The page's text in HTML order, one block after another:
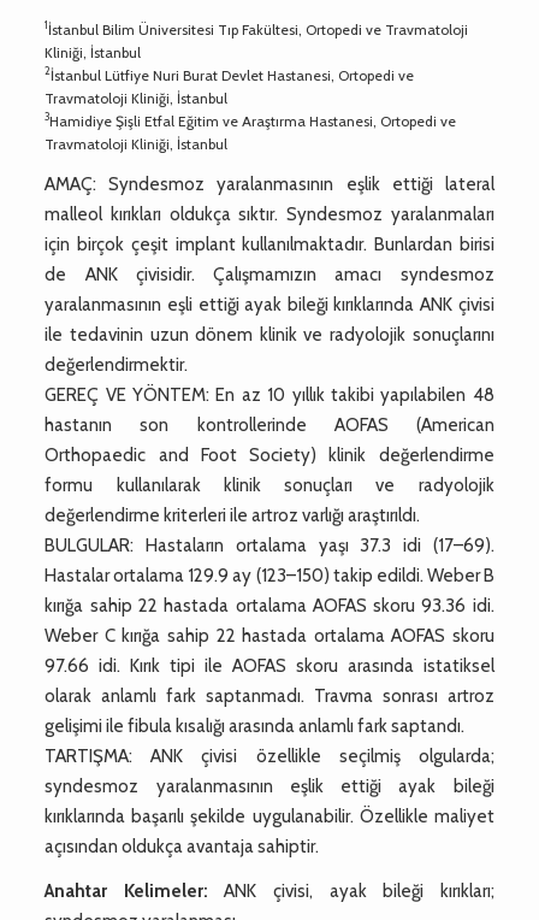
1İstanbul Bilim Üniversitesi Tıp Fakültesi, Ortopedi ve Travmatoloji
Kliniği, İstanbul
2İstanbul Lütfiye Nuri Burat Devlet Hastanesi, Ortopedi ve
Travmatoloji Kliniği, İstanbul
3Hamidiye Şişli Etfal Eğitim ve Araştırma Hastanesi, Ortopedi ve
Travmatoloji Kliniği, İstanbul
AMAÇ: Syndesmoz yaralanmasının eşlik ettiği lateral
malleol kırıkları oldukça sıktır. Syndesmoz yaralanmaları
için birçok çeşit implant kullanılmaktadır. Bunlardan birisi
de ANK çivisidir. Çalışmamızın amacı syndesmoz
yaralanmasının eşli ettiği ayak bileği kırıklarında ANK çivisi
ile tedavinin uzun dönem klinik ve radyolojik sonuçlarını
değerlendirmektir.
GEREÇ VE YÖNTEM: En az 10 yıllık takibi yapılabilen 48
hastanın son kontrollerinde AOFAS (American
Orthopaedic and Foot Society) klinik değerlendirme
formu kullanılarak klinik sonuçları ve radyolojik
değerlendirme kriterleri ile artroz varlığı araştırıldı.
BULGULAR: Hastaların ortalama yaşı 37.3 idi (17–69).
Hastalar ortalama 129.9 ay (123–150) takip edildi. Weber B
kırığa sahip 22 hastada ortalama AOFAS skoru 93.36 idi.
Weber C kırığa sahip 22 hastada ortalama AOFAS skoru
97.66 idi. Kırık tipi ile AOFAS skoru arasında istatiksel
olarak anlamlı fark saptanmadı. Travma sonrası artroz
gelişimi ile fibula kısalığı arasında anlamlı fark saptandı.
TARTIŞMA: ANK çivisi özellikle seçilmiş olgularda;
syndesmoz yaralanmasının eşlik ettiği ayak bileği
kırıklarında başarılı şekilde uygulanabilir. Özellikle maliyet
açısından oldukça avantaja sahiptir.
Anahtar Kelimeler: ANK çivisi, ayak bileği kırıkları;